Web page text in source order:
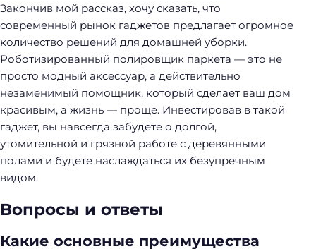
Закончив мой рассказ, хочу сказать, что
современный рынок гаджетов предлагает огромное
количество решений для домашней уборки.
Роботизированный полировщик паркета — это не
просто модный аксессуар, а действительно
незаменимый помощник, который сделает ваш дом
красивым, а жизнь — проще. Инвестировав в такой
гаджет, вы навсегда забудете о долгой,
утомительной и грязной работе с деревянными
полами и будете наслаждаться их безупречным
видом.
Вопросы и ответы
Какие основные преимущества